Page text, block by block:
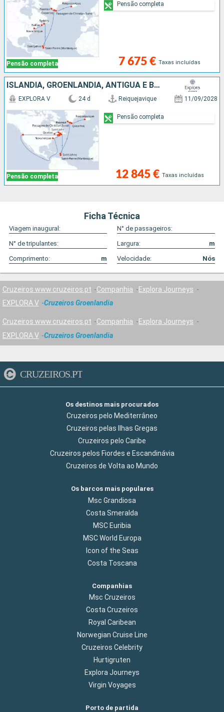
Pensão completa 7 675 € Taxas incluídas
Pensão completa
ISLÂNDIA, GROENLANDIA, ANTÍGUA E BARBUDA, MARTINICA, ESTADOS UNIDOS, CANADÁ
Pensão completa
EXPLORA V 24 d Reiquejavique 11/09/2028
12 845 € Taxas incluídas
Pensão completa
Ficha Técnica
Viagem inaugural:
N° de passageiros:
N° de tripulantes:
Largura:
m
Comprimento:
m Velocidade: Nós
Cruzeiros www.cruzeiros.pt Companhia
Explora Journeys
EXPLORA V
Cruzeiros Groenlandia
Cruzeiros www.cruzeiros.pt Companhia
Explora Journeys
EXPLORA V
Cruzeiros Groenlandia
CRUZEIROS.PT
Os destinos mais procurados
Cruzeiros pelo Mediterrâneo
Cruzeiros pelas Ilhas Gregas
Cruzeiros pelo Caribe
Cruzeiros pelos Fiordes e Escandinávia
Cruzeiros de Volta ao Mundo
Os barcos mais populares
Msc Grandiosa
Costa Smeralda
MSC Euribia
MSC World Europa
Icon of the Seas
Costa Toscana
Companhias
Msc Cruzeiros
Costa Cruzeiros
Royal Caribean
Norwegian Cruise Line
Cruzeiros Celebrity
Hurtigruten
Explora Journeys
Virgin Voyages
Porto de partida